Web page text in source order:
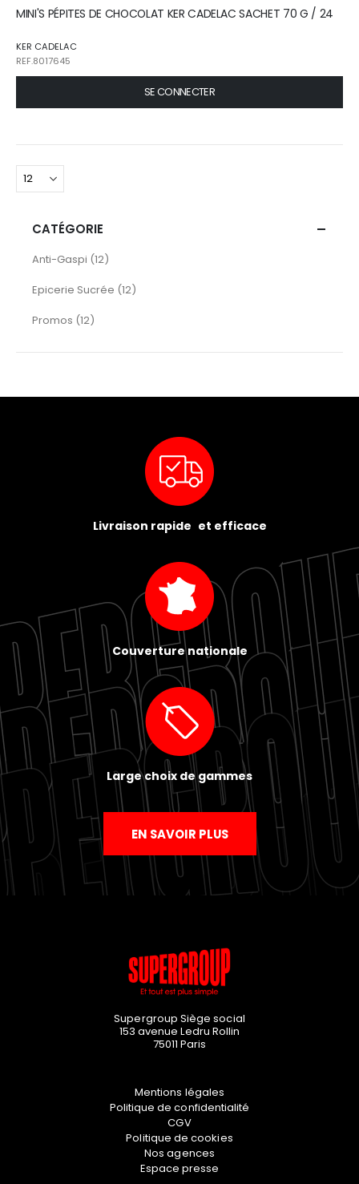
MINI'S PÉPITES DE CHOCOLAT KER CADELAC SACHET 70 G / 24
KER CADELAC
REF.8017645
SE CONNECTER
CATÉGORIE
Anti-Gaspi 12
articles
Epicerie Sucrée 12
articles
Promos 12
articles
Livraison rapide et efficace
Couverture nationale
Large choix de gammes
EN SAVOIR PLUS
Supergroup Siège social
153 avenue Ledru Rollin
75011 Paris
Mentions légales
Politique de confidentialité
CGV
Politique de cookies
Nos agences
Espace presse